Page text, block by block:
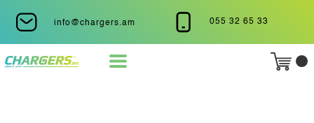
info@chargers.am 055 32 65 33